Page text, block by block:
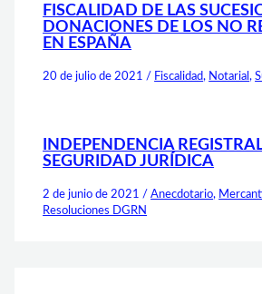
FISCALIDAD DE LAS
DONACIONES DE LOS NO
EN ESPAÑA
20 de julio de 2021 / Fiscalidad, Notarial,
INDEPENDENCIA
SEGURIDAD JURÍDICA
2 de junio de 2021 /Anecdotario,
Resoluciones DGRN